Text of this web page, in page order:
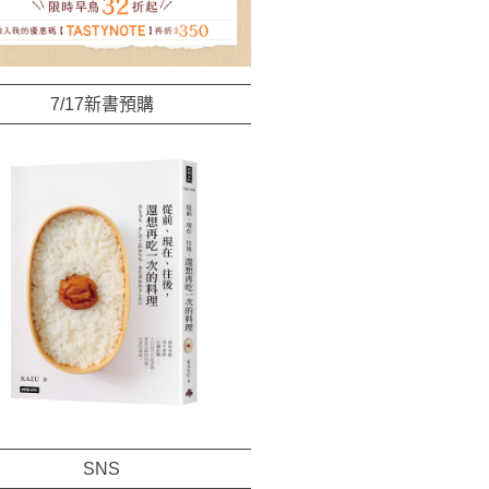
7/17新書預購
SNS